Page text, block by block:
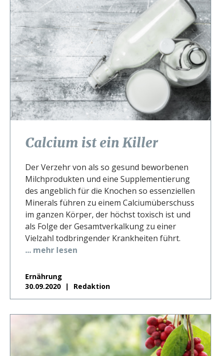
Calcium ist ein Killer
Der Verzehr von als so gesund beworbenen
Milchprodukten und eine Supplementierung
des angeblich für die Knochen so essenziellen
Minerals führen zu einem Calciumüberschuss
im ganzen Körper, der höchst toxisch ist und
als Folge der Gesamtverkalkung zu einer
Vielzahl todbringender Krankheiten führt.
... mehr lesen
Ernährung
30.09.2020
Redaktion